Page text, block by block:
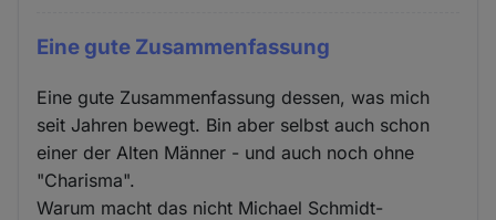
Eine gute Zusammenfassung
Eine gute Zusammenfassung dessen, was mich
seit Jahren bewegt. Bin aber selbst auch schon
einer der Alten Männer - und auch noch ohne
"Charisma".
Warum macht das nicht Michael Schmidt-